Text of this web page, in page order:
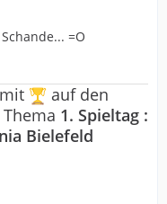
=O
auf den
1. Spieltag :
Bielefeld